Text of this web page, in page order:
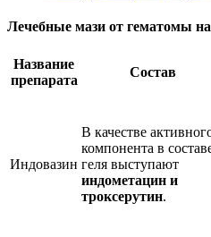
Лечебные мази от гематомы
Название
препарата
Состав
Индовазин
В качестве
компонента в
геля выступают
индометацин и
троксерутин.